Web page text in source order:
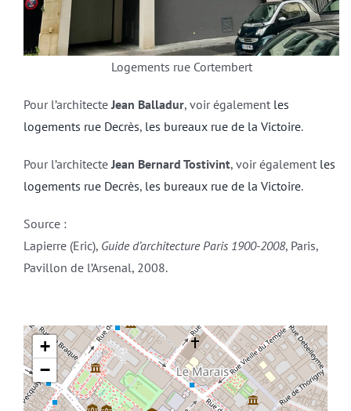
Logements rue Cortembert
Pour l’architecteJean Balladur, voir également les
logements rue Decrès, les bureaux rue de la Victoire.
Pour l’architecteJean Bernard Tostivint, voir également les
logements rue Decrès, les bureaux rue de la Victoire.
Source :
Lapierre (Eric), Guide d’architecture Paris 1900-2008, Paris,
Pavillon de l’Arsenal, 2008.
+
−